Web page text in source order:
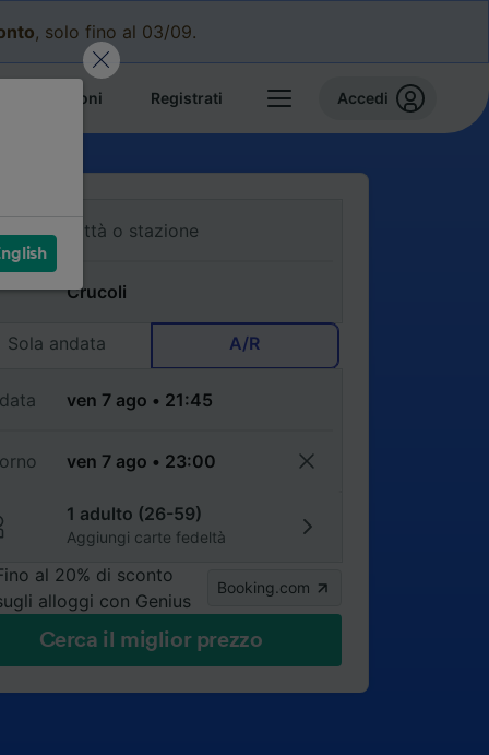
, solo fino al 03/09.
prenotazioni Registrati Accedi
Sola andata A/R
1 adulto (26-59)
Aggiungi carte fedeltà
al 20% di sconto
alloggi con Genius
Booking.com
Cerca il miglior prezzo